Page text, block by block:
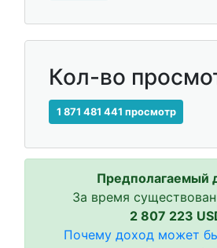
Кол-во
1 871 481 441 просмотр
Предполагаемый
За время
2 807 223
Почему доход может